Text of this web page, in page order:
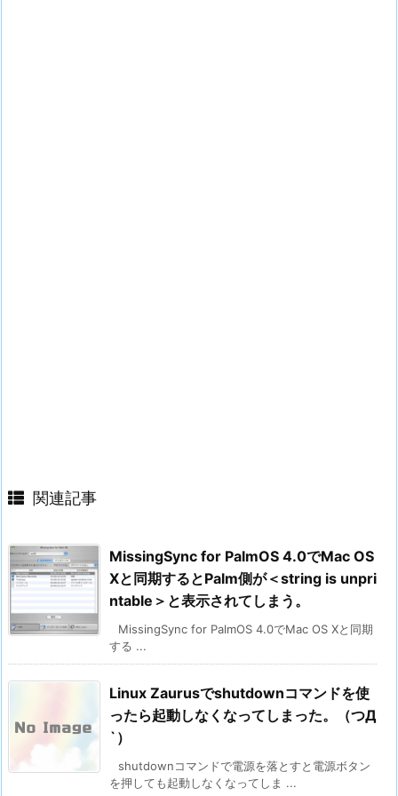
関連記事
MissingSync for PalmOS 4.0でMac OS
Xと同期するとPalm側が＜string is unpri
ntable＞と表示されてしまう。
MissingSync for PalmOS 4.0でMac OS Xと同期
する ...
Linux Zaurusでshutdownコマンドを使
ったら起動しなくなってしまった。（つД
`）
shutdownコマンドで電源を落とすと電源ボタン
を押しても起動しなくなってしま ...